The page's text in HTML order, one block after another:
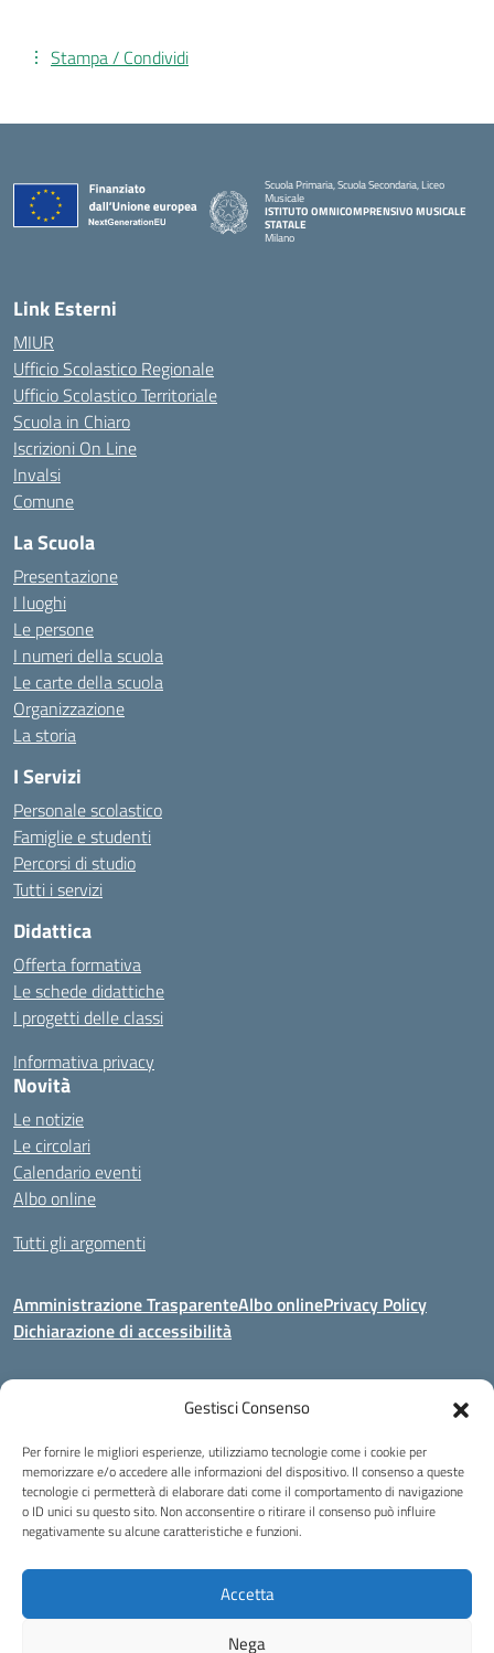
Gestisci Consenso
Per fornire le migliori esperienze, utilizziamo tecnologie come i cookie per
memorizzare e/o accedere alle informazioni del dispositivo. Il consenso a queste
tecnologie ci permetterà di elaborare dati come il comportamento di navigazione
o ID unici su questo sito. Non acconsentire o ritirare il consenso può influire
negativamente su alcune caratteristiche e funzioni.
Accetta
Nega
Stampa / Condividi
Scuola Primaria, Scuola Secondaria, Liceo
Musicale
ISTITUTO OMNICOMPRENSIVO MUSICALE
STATALE
Milano
Link Esterni
MIUR
Ufficio Scolastico Regionale
Ufficio Scolastico Territoriale
Scuola in Chiaro
Iscrizioni On Line
Invalsi
Comune
La Scuola
Presentazione
I luoghi
Le persone
I numeri della scuola
Le carte della scuola
Organizzazione
La storia
I Servizi
Personale scolastico
Famiglie e studenti
Percorsi di studio
Tutti i servizi
Didattica
Offerta formativa
Le schede didattiche
I progetti delle classi
Informativa privacy
Novità
Le notizie
Le circolari
Calendario eventi
Albo online
Tutti gli argomenti
Amministrazione TrasparenteAlbo onlinePrivacy Policy
Dichiarazione di accessibilità
Via Corridoni 34/36 Milano
Posta elettronica certificata (PEC):miic8de001@pec.istruzione.it
Codice fiscale: 80124970155
Istituto Omnicomprensivo Musicale Statale
Via Corridoni 34/36 Milano | Tel. 02 88446647 Fax 02-88.440.328
miic8de001@istruzione.it | miic8de001@pec.istruzione.it
C.F. 80124970155